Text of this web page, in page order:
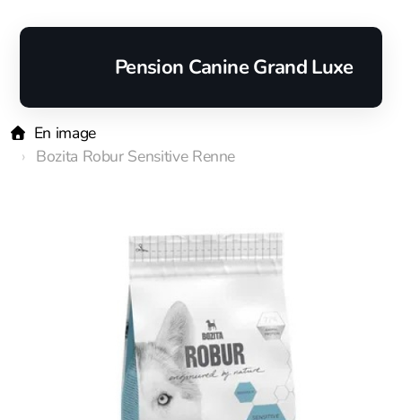
Pension Canine Grand Luxe
En image
Bozita Robur Sensitive Renne